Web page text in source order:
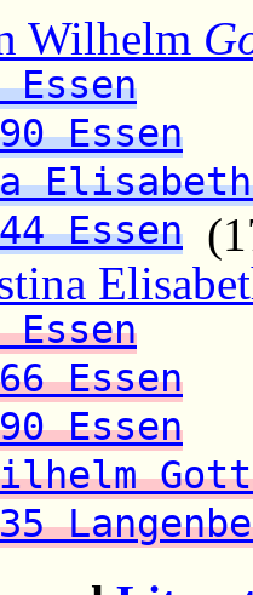
Wilhelm
Essen
Essen
Essen
Essen